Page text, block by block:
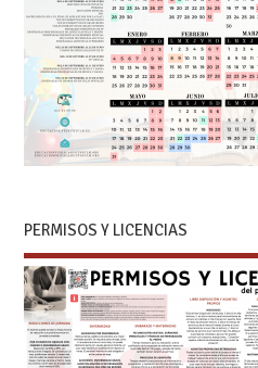
PERMISOS Y LICENCIAS